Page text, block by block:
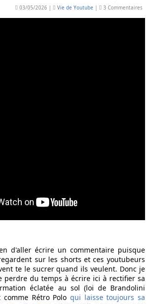
03/05/2026 | Vie de Youtube | 3 Commentaires
d'aller écrire un commentaire puisque
sur les shorts et ces youtubeurs
te le sucrer quand ils veulent. Donc je
perdre du temps à écrire ici à rectifier sa
éclatée au sol (loi de Brandolini
Rétro Polo qui laisse toujours sa